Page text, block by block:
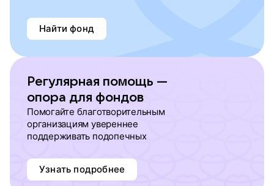
Найти фонд
Регулярная помощь —
опора для фондов
Помогайте благотворительным
организациям увереннее
поддерживать подопечных
Узнать подробнее